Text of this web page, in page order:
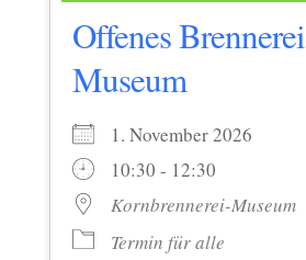
Offenes Brennerei
Museum
1. November 2026
10:30 - 12:30
Kornbrennerei-Museum
Termin für alle